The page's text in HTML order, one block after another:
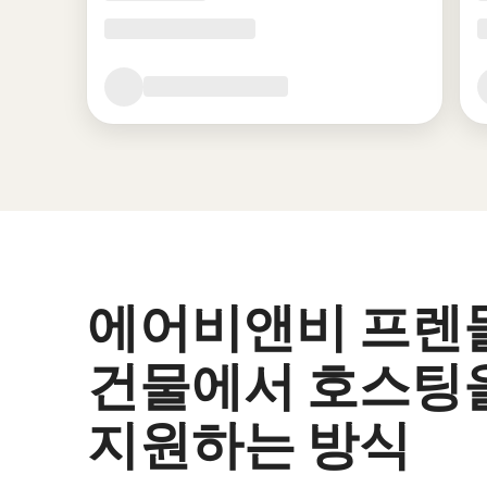
에어비앤비 프렌
건물에서 호스팅
지원하는 방식